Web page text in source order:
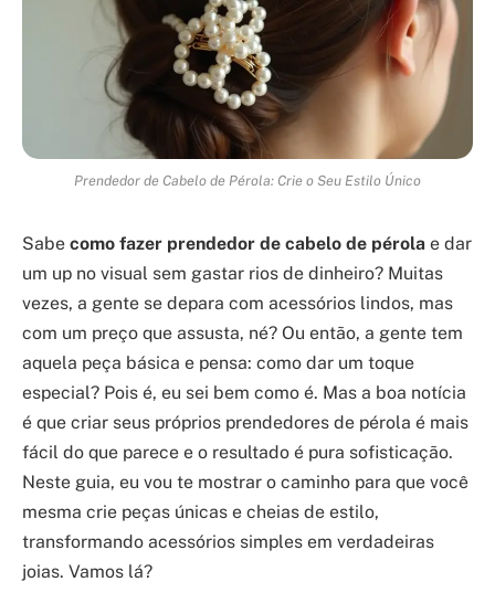
Prendedor de Cabelo de Pérola: Crie o Seu Estilo Único
Sabe como fazer prendedor de cabelo de pérola e dar
um up no visual sem gastar rios de dinheiro? Muitas
vezes, a gente se depara com acessórios lindos, mas
com um preço que assusta, né? Ou então, a gente tem
aquela peça básica e pensa: como dar um toque
especial? Pois é, eu sei bem como é. Mas a boa notícia
é que criar seus próprios prendedores de pérola é mais
fácil do que parece e o resultado é pura sofisticação.
Neste guia, eu vou te mostrar o caminho para que você
mesma crie peças únicas e cheias de estilo,
transformando acessórios simples em verdadeiras
joias. Vamos lá?